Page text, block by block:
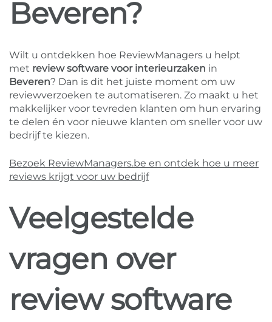
Beveren?
Wilt u ontdekken hoe ReviewManagers u helpt
met review software voor interieurzaken in
Beveren? Dan is dit het juiste moment om uw
reviewverzoeken te automatiseren. Zo maakt u het
makkelijker voor tevreden klanten om hun ervaring
te delen én voor nieuwe klanten om sneller voor uw
bedrijf te kiezen.
Bezoek ReviewManagers.be en ontdek hoe u meer
reviews krijgt voor uw bedrijf
Veelgestelde
vragen over
review software